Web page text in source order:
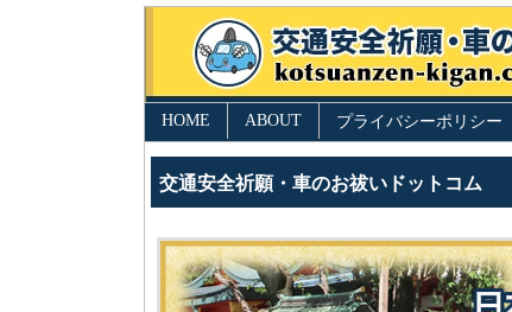
交通安全祈願・車のお祓いドットコム
HOME ABOUT プライバシーポリシー